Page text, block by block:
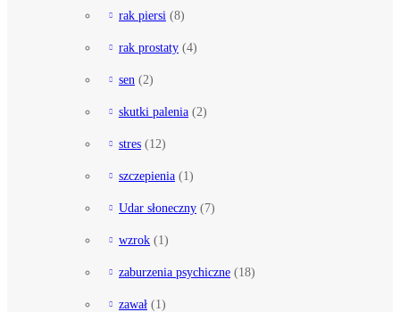
rak piersi (8)
rak prostaty (4)
sen (2)
skutki palenia (2)
stres (12)
szczepienia (1)
Udar słoneczny (7)
wzrok (1)
zaburzenia psychiczne (18)
zawał (1)